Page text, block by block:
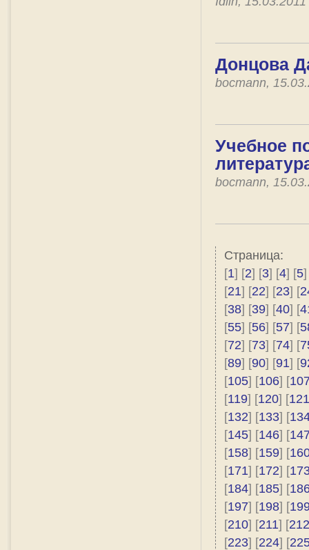
Донцова
bocmann,
Учебное
bocmann,
Страница:
[1] [2] [3] [4] [5]
[21] [22] [23] [
[38] [39] [40] [
[55] [56] [57] [
[72] [73] [74] [
[89] [90] [91] [
[105] [106] [
[119] [120] [121
[132] [133] [
[145] [146] [
[158] [159] [
[171] [172] [
[184] [185] [
[197] [198] [
[210] [211] [212
[223] [224] [